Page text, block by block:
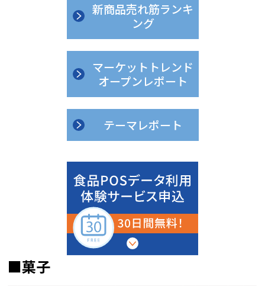
新商品売れ筋ランキ
ング
マーケットトレンド
オープンレポート
テーマレポート
■菓子